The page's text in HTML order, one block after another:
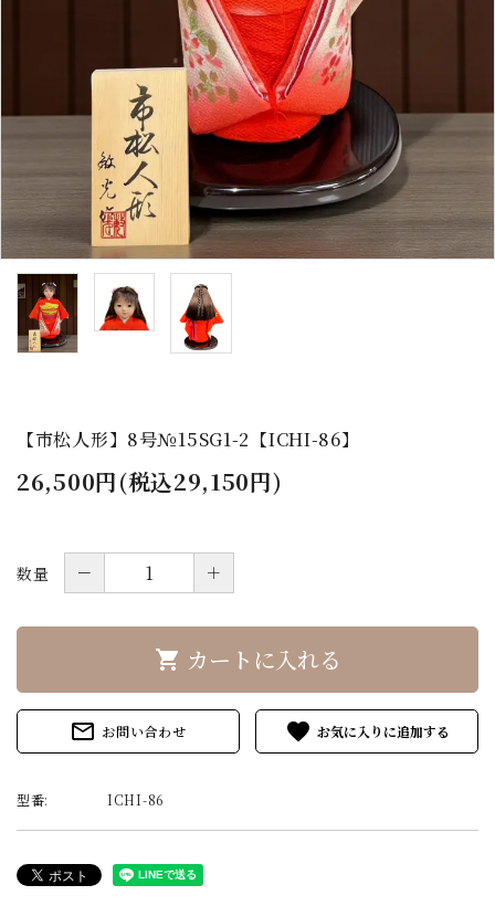
お土産もの
ガイドライン
【市松人形】8号№15SG1-2【ICHI-86】
26,500円(税込29,150円)
数量 － ＋
shopping_cart カートに入れる
mail_outline お問い合わせ favorite
型番: ICHI-86